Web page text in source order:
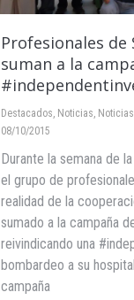
Profesionales de
suman a la
Destacados Noticias
08/10/2015
Durante la semana de
el grupo de
realidad de la
sumado a la campaña
reivindicando una
bombardeo a su
campaña